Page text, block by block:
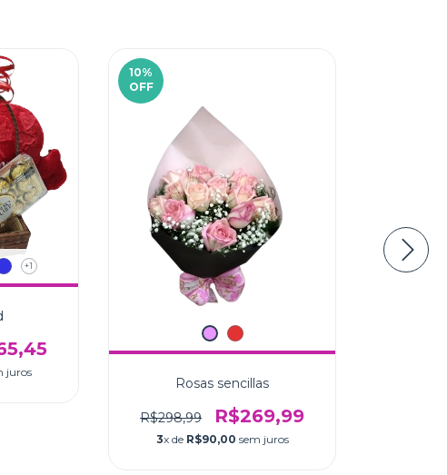
+1
juros
10%
OFF
Rosas sencillas
R$298,99 R$269,99
3x de R$90,00 sem juros